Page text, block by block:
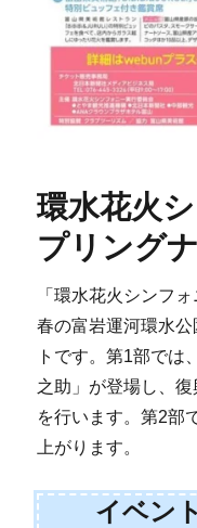
環水花火
プリング
「環水花火シンフ
春の富岩運河環水
トです。第1部では
之助」が登場し、
を行います。第2部
上がります。
イベン